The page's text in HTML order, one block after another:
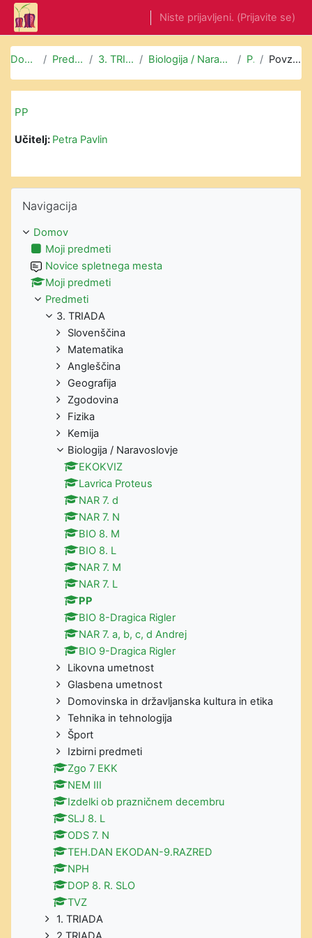
Preskoči na glavno vsebino
Niste prijavljeni. (Prijavite se)
Domov Predmeti 3. TRIADA Biologija / Naravoslovje PP Povzetek
PP
Učitelj: Petra Pavlin
Preskoči Navigacija
Navigacija
Domov
Moji predmeti
Novice spletnega mesta
Moji predmeti
Predmeti
3. TRIADA
Slovenščina
Matematika
Angleščina
Geografija
Zgodovina
Fizika
Kemija
Biologija / Naravoslovje
EKOKVIZ
Lavrica Proteus
NAR 7. d
NAR 7. N
BIO 8. M
BIO 8. L
NAR 7. M
NAR 7. L
PP
BIO 8-Dragica Rigler
NAR 7. a, b, c, d Andrej
BIO 9-Dragica Rigler
Likovna umetnost
Glasbena umetnost
Domovinska in državljanska kultura in etika
Tehnika in tehnologija
Šport
Izbirni predmeti
Zgo 7 EKK
NEM III
Izdelki ob prazničnem decembru
SLJ 8. L
ODS 7. N
TEH.DAN EKODAN-9.RAZRED
NPH
DOP 8. R. SLO
TVZ
1. TRIADA